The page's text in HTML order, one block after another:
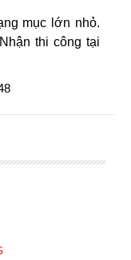
mục lớn nhỏ.
thi công tại